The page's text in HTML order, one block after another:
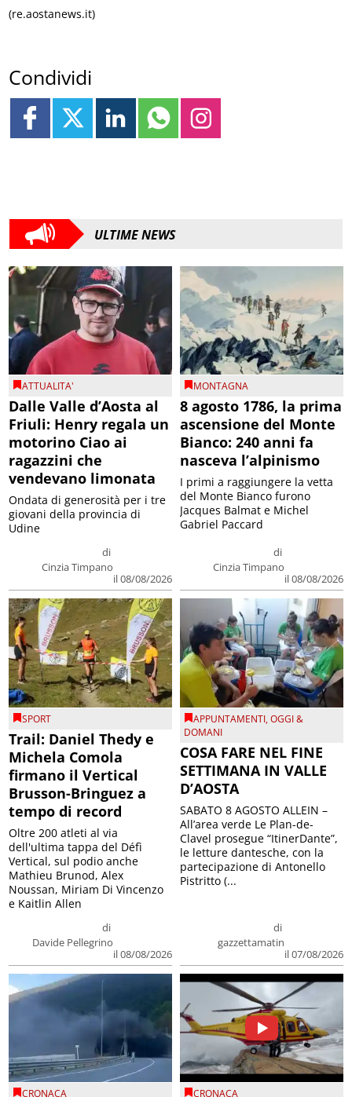
(re.aostanews.it)
Condividi
ULTIME NEWS
ATTUALITA'
Dalle Valle d’Aosta al
Friuli: Henry regala un
motorino Ciao ai
ragazzini che
vendevano limonata
di
Cinzia Timpano
il 08/08/2026
Ondata di generosità per i tre
giovani della provincia di
Udine
MONTAGNA
8 agosto 1786, la prima
ascensione del Monte
Bianco: 240 anni fa
nasceva l’alpinismo
di
Cinzia Timpano
il 08/08/2026
I primi a raggiungere la vetta
del Monte Bianco furono
Jacques Balmat e Michel
Gabriel Paccard
SPORT
Trail: Daniel Thedy e
Michela Comola
firmano il Vertical
Brusson-Bringuez a
tempo di record
di
Davide Pellegrino
il 08/08/2026
Oltre 200 atleti al via
dell'ultima tappa del Défì
Vertical, sul podio anche
Mathieu Brunod, Alex
Noussan, Miriam Di Vincenzo
e Kaitlin Allen
APPUNTAMENTI,OGGI &
DOMANI
COSA FARE NEL FINE
SETTIMANA IN VALLE
D’AOSTA
di
gazzettamatin
il 07/08/2026
SABATO 8 AGOSTO ALLEIN –
All’area verde Le Plan-de-
Clavel prosegue “ItinerDante”,
le letture dantesche, con la
partecipazione di Antonello
Pistritto (...
CRONACA CRONACA